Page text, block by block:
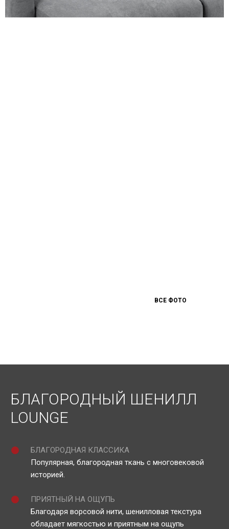
ВСЕ ФОТО
БЛАГОРОДНЫЙ ШЕНИЛЛ
LOUNGE
БЛАГОРОДНАЯ КЛАССИКА
Популярная, благородная ткань с многовековой
историей.
ПРИЯТНЫЙ НА ОЩУПЬ
Благодаря ворсовой нити, шенилловая текстура
обладает мягкостью и приятным на ощупь